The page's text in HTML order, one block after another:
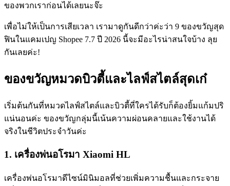
ของพวกเราก่อนได้เลยนะจ๊ะ
เพื่อไม่ให้เป็นการเสียเวลา เรามาดูกันดีกว่าค่ะว่า 9 ของขวัญสุด
ฟินในแคมเปญ Shopee 7.7 ปี 2026 นี้จะมีอะไรน่าสนใจบ้าง ลุย
กันเลยค่ะ!
ของขวัญหมวดบิวตี้และไลฟ์สไตล์สุดเก๋
เริ่มต้นกันที่หมวดไลฟ์สไตล์และบิวตี้ที่ใครได้รับก็ต้องยิ้มแก้มปริ
แน่นอนค่ะ ของขวัญกลุ่มนี้เน้นความผ่อนคลายและใช้งานได้
จริงในชีวิตประจำวันค่ะ
1. เครื่องพ่นอโรมา Xiaomi HL
เครื่องพ่นอโรมาดีไซน์มินิมอลที่ช่วยเพิ่มความชื้นและกระจาย